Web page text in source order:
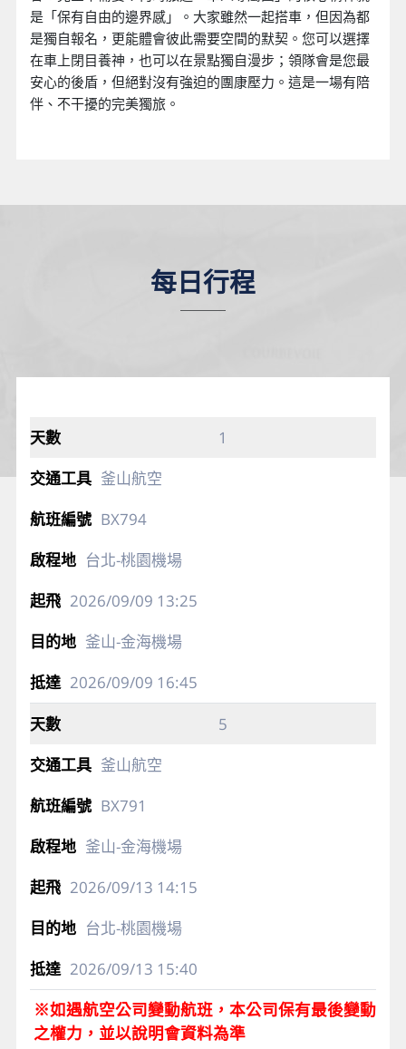
是「保有自由的邊界感」。大家雖然一起搭車，但因為都
是獨自報名，更能體會彼此需要空間的默契。您可以選擇
在車上閉目養神，也可以在景點獨自漫步；領隊會是您最
安心的後盾，但絕對沒有強迫的團康壓力。這是一場有陪
伴、不干擾的完美獨旅。
每日行程
1
釜山航空
BX794
台北-桃園機場
2026/09/09 13:25
釜山-金海機場
2026/09/09 16:45
5
釜山航空
BX791
釜山-金海機場
2026/09/13 14:15
台北-桃園機場
2026/09/13 15:40
※如遇航空公司變動航班，本公司保有最後變動
之權力，並以說明會資料為準